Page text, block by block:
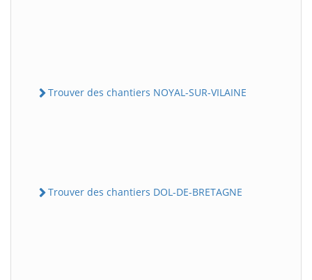
Trouver des chantiers NOYAL-SUR-VILAINE
Trouver des chantiers DOL-DE-BRETAGNE